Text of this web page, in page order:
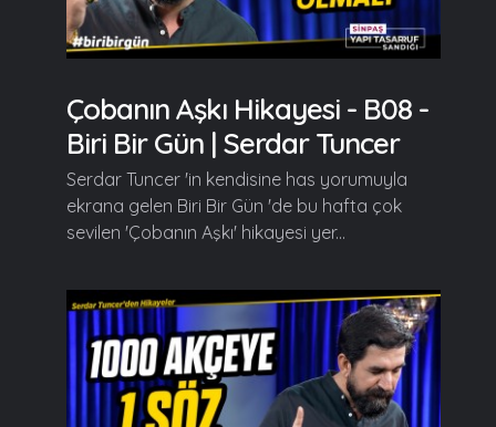
Çobanın Aşkı Hikayesi - B08 -
Biri Bir Gün | Serdar Tuncer
Serdar Tuncer 'in kendisine has yorumuyla
ekrana gelen Biri Bir Gün 'de bu hafta çok
sevilen 'Çobanın Aşkı' hikayesi yer...